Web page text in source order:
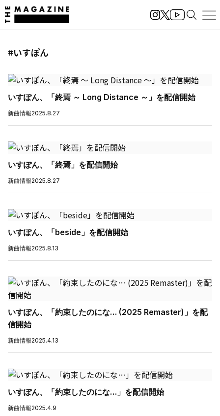
#いすぽん
いすぽん、「終焉 ～ Long Distance ～」を配信開始
新曲情報2025.8.27
いすぽん、「終焉」を配信開始
新曲情報2025.8.27
いすぽん、「beside」を配信開始
新曲情報2025.8.13
いすぽん、「約束したのにな… (2025 Remaster)」を配
信開始
新曲情報2025.4.13
いすぽん、「約束したのにな…」を配信開始
新曲情報2025.4.9